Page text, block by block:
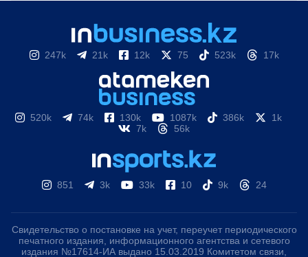
247k 21k 12k 75 523k 17k
520k 74k 130k 1087k 386k
1k
7k
56k
851 3k 33k 10 9k 24
Свидетельство о постановке на учет, переучет периодического
печатного издания, информационного агентства и сетевого
издания №17614-ИА выдано 15.03.2019 Комитетом связи,